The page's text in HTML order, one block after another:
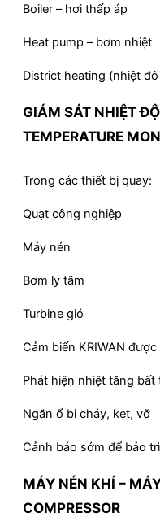
Boiler – hơi thấp áp
Heat pump – bơm nhiệt
District heating (nhiệt
GIÁM SÁT NHIỆT
TEMPERATURE
Trong các thiết bị quay:
Quạt công nghiệp
Máy nén
Bơm ly tâm
Turbine gió
Cảm biến KRIWAN
Phát hiện nhiệt tăng bất
Ngăn ổ bi cháy, kẹt, vỡ
Cảnh báo sớm để bảo trì
MÁY NÉN KHÍ –
COMPRESSOR